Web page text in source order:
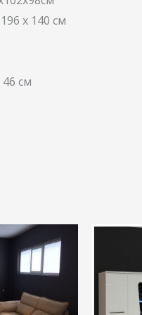
х 140 см
см
ден.
Current
price
is:
110.100,00 ден.